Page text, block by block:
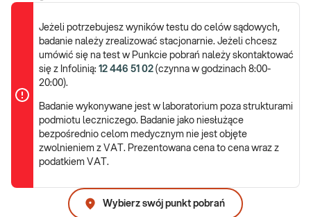
Jeżeli potrzebujesz wyników testu do celów sądowych,
badanie należy zrealizować stacjonarnie. Jeżeli chcesz
umówić się na test w Punkcie pobrań należy skontaktować
się z Infolinią: 12 446 51 02 (czynna w godzinach 8:00-
20:00).
Badanie wykonywane jest w laboratorium poza strukturami
podmiotu leczniczego. Badanie jako niesłużące
bezpośrednio celom medycznym nie jest objęte
zwolnieniem z VAT. Prezentowana cena to cena wraz z
podatkiem VAT.
Wybierz swój punkt pobrań